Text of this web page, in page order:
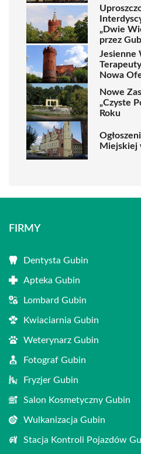
„Dwie
przez
Jesienne
Nowa
Nowe
„Czyste
Roku
Miejskiej
FIRMY
Dentysta Gubin
Apteka Gubin
Lombard Gubin
Kwiaciarnia Gubin
Weterynarz Gubin
Fotograf Gubin
Fryzjer Gubin
Salon Kosmetyczny Gubin
Wulkanizacja Gubin
Stacja Kontroli Pojazdów